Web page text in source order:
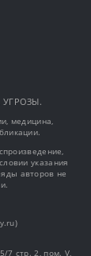
УГРОЗЫ.
медицина,
указания
авторов не
7 стр. 2, пом. V,